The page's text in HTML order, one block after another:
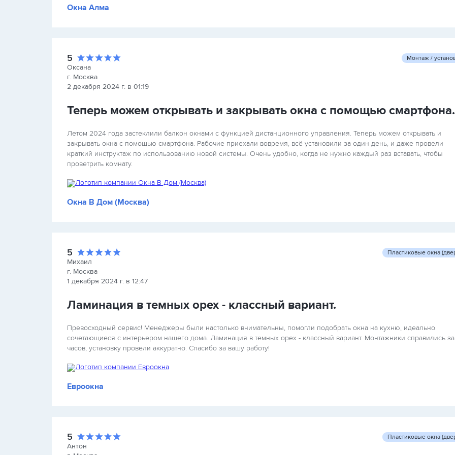
Окна Алма
5
Оксана
г. Москва
2 декабря 2024 г. в 01:19
Монтаж /
Теперь можем открывать и закрывать окна с помощью смартфона.
Летом 2024 года застеклили балкон окнами с функцией дистанционного управления. Теперь можем открывать и
закрывать окна с помощью смартфона. Рабочие приехали вовремя, всё установили за один день, и даже провели
краткий инструктаж по использованию новой системы. Очень удобно, когда не нужно каждый раз вставать, чтобы
проветрить комнату.
Окна В Дом (Москва)
5
Михаил
г. Москва
1 декабря 2024 г. в 12:47
Пластиковые окна
Ламинация в темных орех - классный вариант.
Превосходный сервис! Менеджеры были настолько внимательны, помогли подобрать окна на кухню, идеально
сочетающиеся с интерьером нашего дома. Ламинация в темных орех - классный вариант. Монтажники справились
часов, установку провели аккуратно. Спасибо за вашу работу!
Евроокна
5
Антон
Пластиковые окна